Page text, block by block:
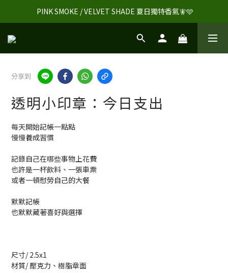
PINK SMOKE / VELVET SHADE 夏日獨特香氣🧚🩵
分享到
透明小印章：今日支出
每天開始記帳一點點
慢慢養成習慣
記錄自己在哪些事物上花費
也許是一杯飲料、一張車票
或者一頓慰勞自己的大餐
默默記帳
也默默藏著喜好與選擇
尺寸/ 2.5x1
材質/ 壓克力、樹脂章面